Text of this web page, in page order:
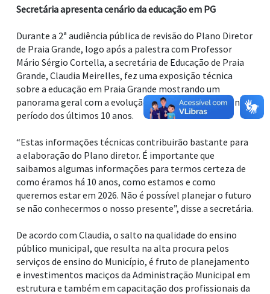
Secretária apresenta cenário da educação em PG
Durante a 2ª audiência pública de revisão do Plano Diretor
de Praia Grande, logo após a palestra com Professor
Mário Sérgio Cortella, a secretária de Educação de Praia
Grande, Claudia Meirelles, fez uma exposição técnica
sobre a educação em Praia Grande mostrando um
panorama geral com a evolução do ensino municipal no
período dos últimos 10 anos.
“Estas informações técnicas contribuirão bastante para
a elaboração do Plano diretor. É importante que
saibamos algumas informações para termos certeza de
como éramos há 10 anos, como estamos e como
queremos estar em 2026. Não é possível planejar o futuro
se não conhecermos o nosso presente”, disse a secretária.
De acordo com Claudia, o salto na qualidade do ensino
público municipal, que resulta na alta procura pelos
serviços de ensino do Município, é fruto de planejamento
e investimentos maciços da Administração Municipal em
estrutura e também em capacitação dos profissionais da